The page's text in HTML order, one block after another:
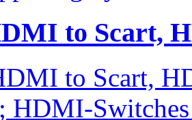
to Scart,